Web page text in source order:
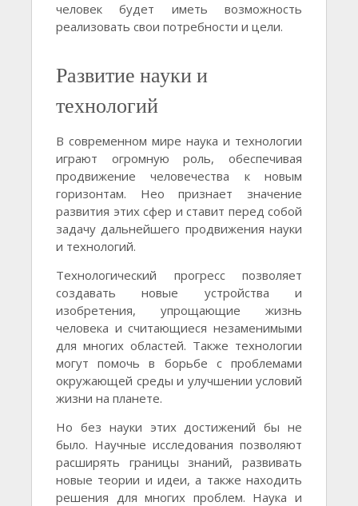
человек будет иметь возможность
реализовать свои потребности и цели.
Развитие науки и
технологий
В современном мире наука и технологии
играют огромную роль, обеспечивая
продвижение человечества к новым
горизонтам. Нео признает значение
развития этих сфер и ставит перед собой
задачу дальнейшего продвижения науки
и технологий.
Технологический прогресс позволяет
создавать новые устройства и
изобретения, упрощающие жизнь
человека и считающиеся незаменимыми
для многих областей. Также технологии
могут помочь в борьбе с проблемами
окружающей среды и улучшении условий
жизни на планете.
Но без науки этих достижений бы не
было. Научные исследования позволяют
расширять границы знаний, развивать
новые теории и идеи, а также находить
решения для многих проблем. Наука и